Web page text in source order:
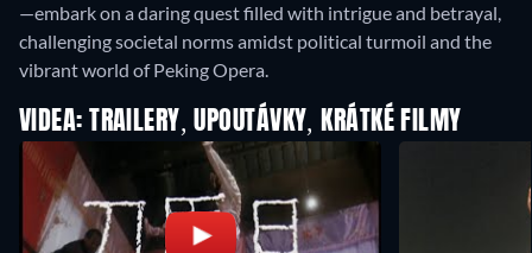
—embark on a daring quest filled with intrigue and betrayal,
challenging societal norms amidst political turmoil and the
vibrant world of Peking Opera.
VIDEA: TRAILERY, UPOUTÁVKY, KRÁTKÉ FILMY